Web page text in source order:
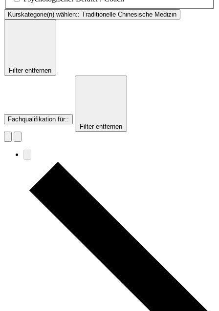
Kurskategorie(n) wählen:: Traditionelle Chinesische Medizin
Filter entfernen
Fachqualifikation für::
Filter entfernen